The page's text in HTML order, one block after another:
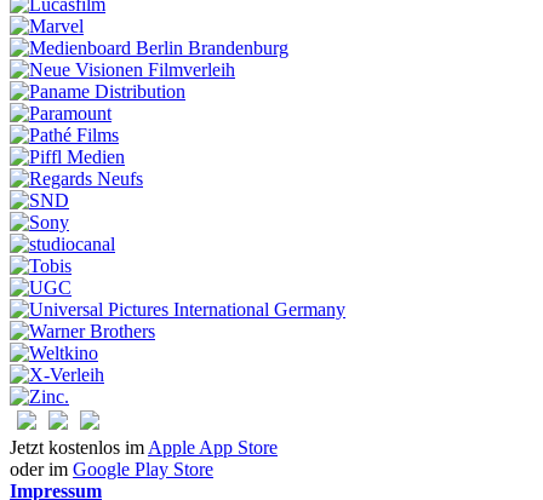
Jetzt kostenlos im Apple App Store
oder im Google Play Store
Impressum